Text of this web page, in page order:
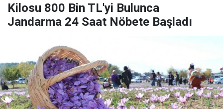
Kilosu 800 Bin TL'yi Bulunca
Jandarma 24 Saat Nöbete Başladı